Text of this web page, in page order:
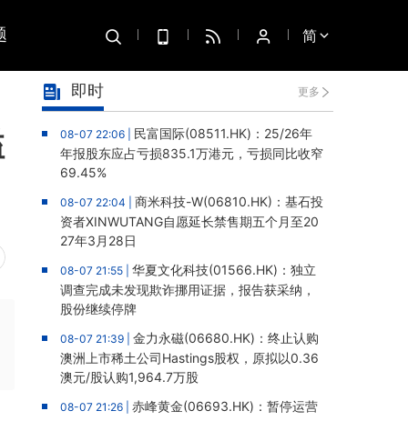
简
即时 更多
08-07 22:06 | 民富国际(08511.HK)：25/26年
年报股东应占亏损835.1万港元，亏损同比收窄
69.45%
08-07 22:04 | 商米科技-W(06810.HK)：基石投
资者XINWUTANG自愿延长禁售期五个月至20
27年3月28日
08-07 21:55 | 华夏文化科技(01566.HK)：独立
调查完成未发现欺诈挪用证据，报告获采纳，
股份继续停牌
08-07 21:39 | 金力永磁(06680.HK)：终止认购
澳洲上市稀土公司Hastings股权，原拟以0.36
澳元/股认购1,964.7万股
08-07 21:26 | 赤峰黄金(06693.HK)：暂停运营